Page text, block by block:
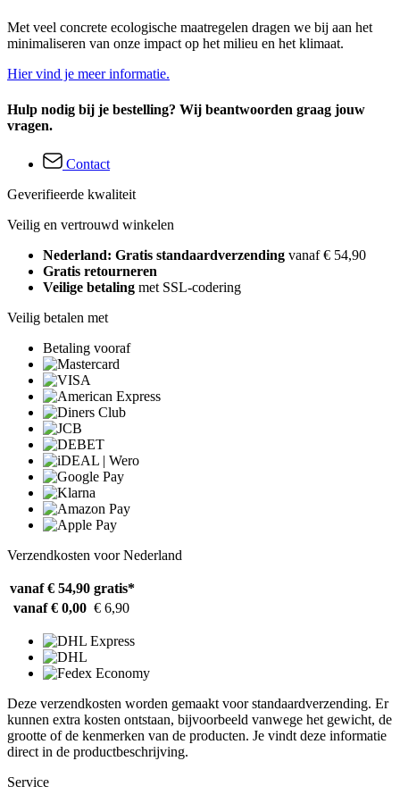
Met veel concrete ecologische maatregelen dragen we bij aan het
minimaliseren van onze impact op het milieu en het klimaat.
Hier vind je meer informatie.
Hulp nodig bij je bestelling? Wij beantwoorden graag jouw
vragen.
Contact
Geverifieerde kwaliteit
Veilig en vertrouwd winkelen
Nederland: Gratis standaardverzending vanaf € 54,90
Gratis retourneren
Veilige betaling met SSL-codering
Veilig betalen met
Betaling vooraf
Verzendkosten voor Nederland
vanaf € 54,90 gratis*
vanaf € 0,00 € 6,90
Deze verzendkosten worden gemaakt voor standaardverzending. Er
kunnen extra kosten ontstaan, bijvoorbeeld vanwege het gewicht, de
grootte of de kenmerken van de producten. Je vindt deze informatie
direct in de productbeschrijving.
Service